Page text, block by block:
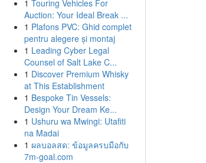
1 Touring Vehicles For
Auction: Your Ideal Break ...
1 Plafons PVC: Ghid complet
pentru alegere și montaj
1 Leading Cyber Legal
Counsel of Salt Lake C...
1 Discover Premium Whisky
at This Establishment
1 Bespoke Tin Vessels:
Design Your Dream Ke...
1 Ushuru wa Mwingi: Utafiti
na Madai
1 ผลบอลสด: ข้อมูลครบมือกับ
7m-goal.com